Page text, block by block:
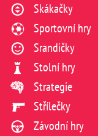
Skákačky
Sportovní hry
Srandičky
Stolní hry
Strategie
Střílečky
Závodní hry